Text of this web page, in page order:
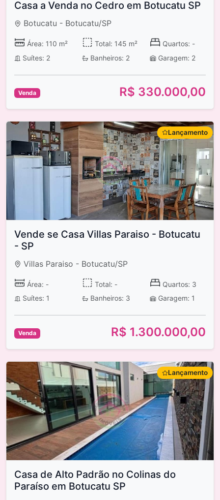
Casa a Venda no Cedro em Botucatu SP
Botucatu - Botucatu/SP
Área: 110 m² Total: 145 m²
Quartos: -
Suítes: 2
Banheiros: 2 Garagem: 2
Venda R$ 330.000,00
Lançamento
Vende se Casa Villas Paraiso - Botucatu
- SP
Villas Paraiso - Botucatu/SP
Área: - Total: -
Quartos: 3
Suítes: 1
Banheiros: 3 Garagem: 1
Venda R$ 1.300.000,00
Lançamento
Casa de Alto Padrão no Colinas do
Paraíso em Botucatu SP